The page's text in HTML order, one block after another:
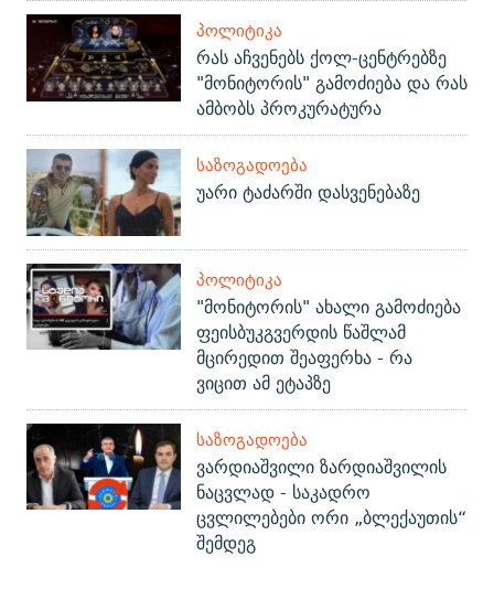
ᲞᲝᲚᲘᲢᲘᲙᲐ
რას აჩვენებს ქოლ-ცენტრებზე
"მონიტორის" გამოძიება და რას
ამბობს პროკურატურა
ᲡᲐᲖᲝᲒᲐᲓᲝᲔᲑᲐ
უარი ტაძარში დასვენებაზე
ᲞᲝᲚᲘᲢᲘᲙᲐ
"მონიტორის" ახალი გამოძიება
ფეისბუკგვერდის წაშლამ
მცირედით შეაფერხა - რა
ვიცით ამ ეტაპზე
ᲡᲐᲖᲝᲒᲐᲓᲝᲔᲑᲐ
ვარდიაშვილი ზარდიაშვილის
ნაცვლად - საკადრო
ცვლილებები ორი „ბლექაუთის“
შემდეგ